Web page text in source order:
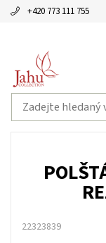
+420 773 111 755
22323839